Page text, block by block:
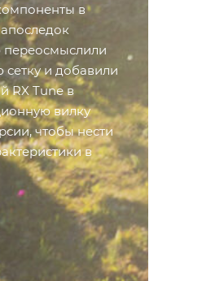
в
переосмыслили
и добавили
RX Tune в
вилку
чтобы нести
в